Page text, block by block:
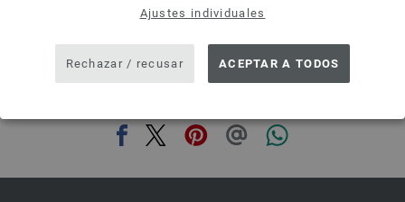
Ajustes individuales
Rechazar / recusar ACEPTAR A TODOS